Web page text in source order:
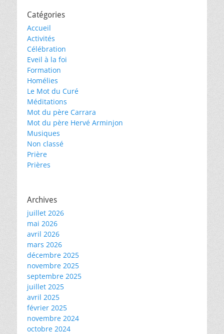
Catégories
Accueil
Activités
Célébration
Eveil à la foi
Formation
Homélies
Le Mot du Curé
Méditations
Mot du père Carrara
Mot du père Hervé Arminjon
Musiques
Non classé
Prière
Prières
Archives
juillet 2026
mai 2026
avril 2026
mars 2026
décembre 2025
novembre 2025
septembre 2025
juillet 2025
avril 2025
février 2025
novembre 2024
octobre 2024